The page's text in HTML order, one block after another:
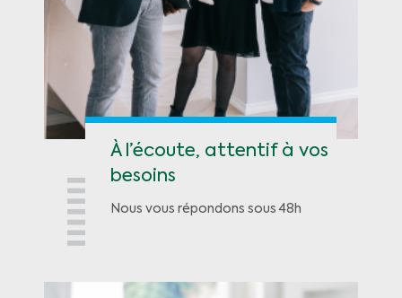
À l’écoute, attentif à vos
besoins
Nous vous répondons sous 48h